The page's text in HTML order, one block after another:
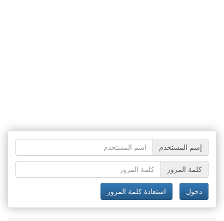
إسم المستخدم
كلمة المرور
دخول استعادة كلمة المرور